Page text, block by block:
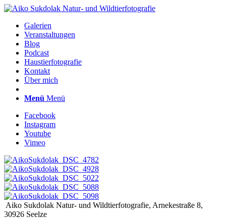
Galerien
Veranstaltungen
Blog
Podcast
Haustierfotografie
Kontakt
Über mich
Menü Menü
Facebook
Instagram
Youtube
Vimeo
Aiko Sukdolak Natur- und Wildtierfotografie, Arnekestraße 8,
30926 Seelze